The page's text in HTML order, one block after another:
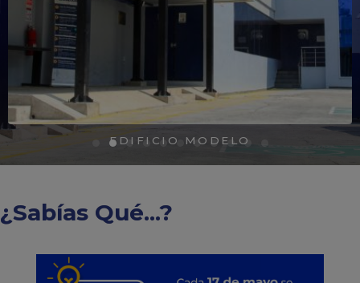
EDIFICIO MODELO
¿Sabías Qué...?